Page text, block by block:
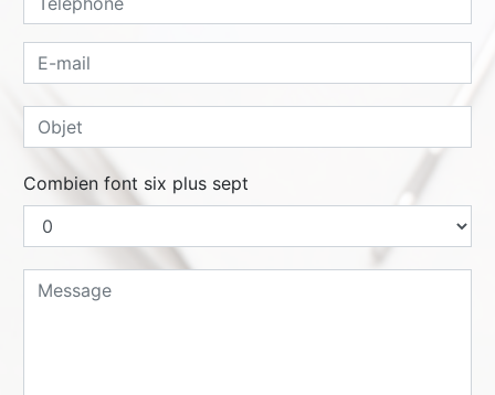
Combien font six plus sept